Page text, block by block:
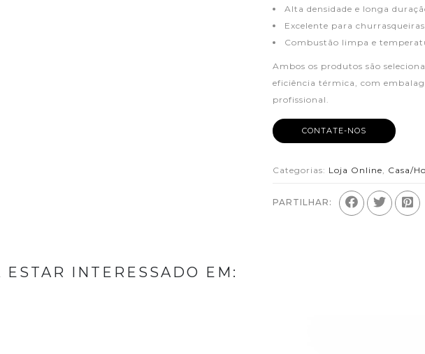
Alta densidade e longa
Excelente para
Combustão limpa e
Ambos os produtos são
eficiência térmica, com
profissional.
CONTATE-NOS
Categorias: Loja Online, Casa/
PARTILHAR:
INTERESSADO EM: